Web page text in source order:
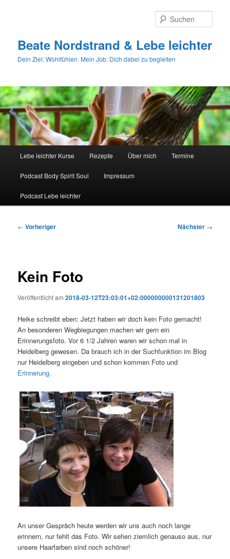
Beate Nordstrand & Lebe leichter
Dein Ziel: Wohlfühlen. Mein Job: Dich dabei zu begleiten
Lebe leichter Kurse Rezepte Über mich Termine
Podcast Body Spirit Soul Impressum
Podcast Lebe leichter
Beitragsnavigation
← Vorheriger Nächster →
Kein Foto
Veröffentlicht am2018-03-12T23:03:01+02:000000000131201803
Heike schreibt eben: Jetzt haben wir doch kein Foto gemacht!
An besonderen Wegbiegungen machen wir gern ein
Erinnerungsfoto. Vor 6 1/2 Jahren waren wir schon mal in
Heidelberg gewesen. Da brauch ich in der Suchfunktion im Blog
nur Heidelberg eingeben und schon kommen Foto und
Erinnerung.
.
An unser Gespräch heute werden wir uns auch noch lange
erinnern, nur fehlt das Foto. Wir sehen ziemlich genauso aus, nur
unsere Haarfarben sind noch schöner!